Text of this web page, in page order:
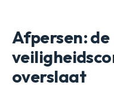
Afpersen: de
overslaat